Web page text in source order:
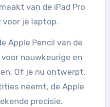
van de iPad Pro
voor je laptop.
Apple Pencil van de
nauwkeurige en
Of je nu ontwerpt,
neemt, de Apple
precisie.